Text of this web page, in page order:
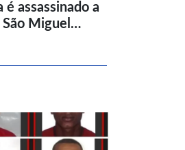
é assassinado a
São Miguel…